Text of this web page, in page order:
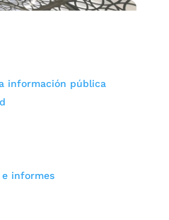
información pública
e informes
peatonal en el
de una acción popular